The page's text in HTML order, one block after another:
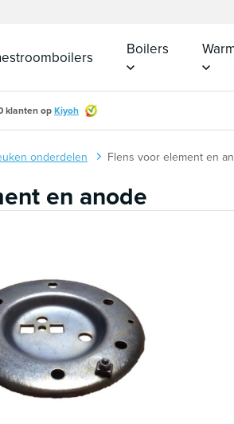
Boilers
klanten opKiyoh
onderdelen Flens voor element en
en anode